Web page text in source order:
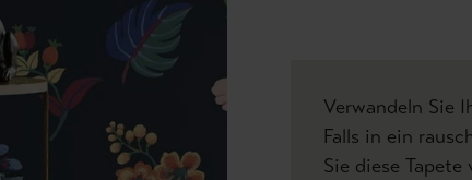
Verwandeln Sie
Falls in ein
Sie diese